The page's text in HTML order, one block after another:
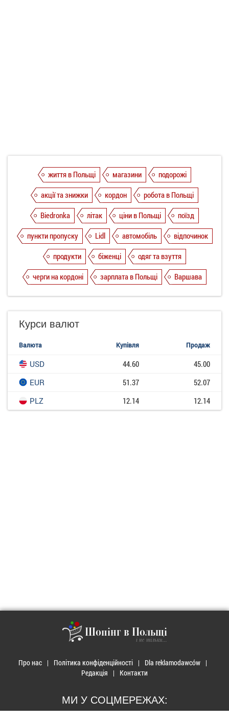
життя в Польщі магазини
подорожі
акції та знижки
кордон
робота в Польщі
Biedronka
літак ціни в Польщі
поїзд
пункти пропуску
Lidl автомобіль
відпочинок
продукти
біженці
одяг та взуття
черги на кордоні
зарплата в Польщі Варшава
Курси валют
Валюта Купівля Продаж
USD 44.60
45.00
EUR
51.37
52.07
PLZ
12.14 12.14
Шопінг в Польщі
і не тільки...
Про нас Політика конфіденційності
Dla reklamodawców
Редакція
Контакти
МИ У СОЦМЕРЕЖАХ: